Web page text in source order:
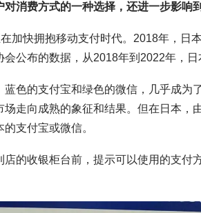
消费方式的一种选择，还进一步影响
加快拥抱移动支付时代。2018年，日
公布的数据，从2018年到2022年，日
色的支付宝和绿色的微信，几乎成为
走向成熟的象征和结果。但在日本，
支付宝或微信。
的收银柜台前，提示可以使用的支付